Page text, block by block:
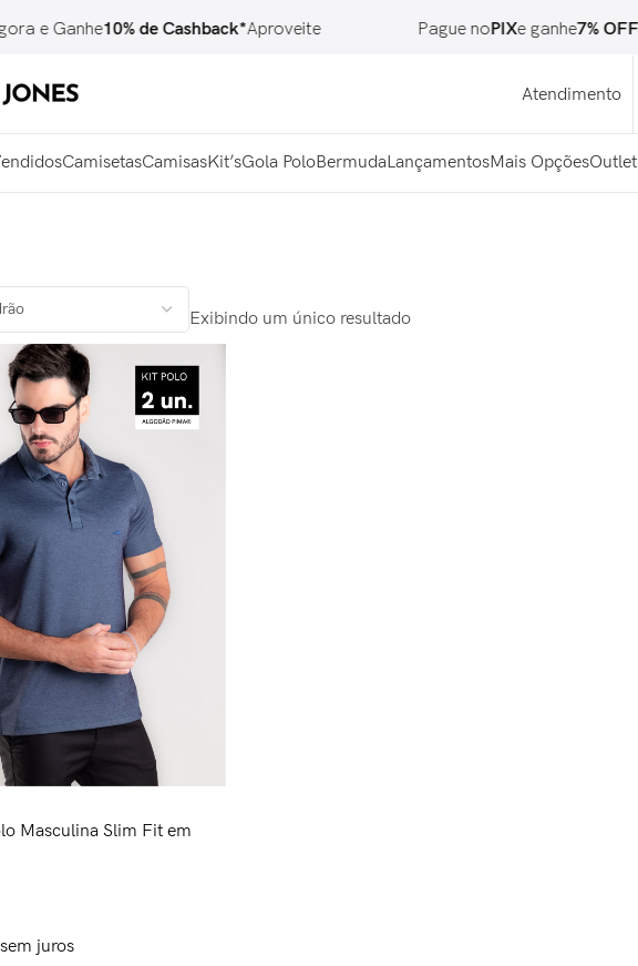
e Ganhe10% de Cashback*Aproveite Pague noPIXe ganhe7% OFF
Atendimento
CamisetasCamisasKit’sGola PoloBermudaLançamentosMais OpçõesOutlet
Exibindo um único resultado
Masculina Slim Fit em
sem juros